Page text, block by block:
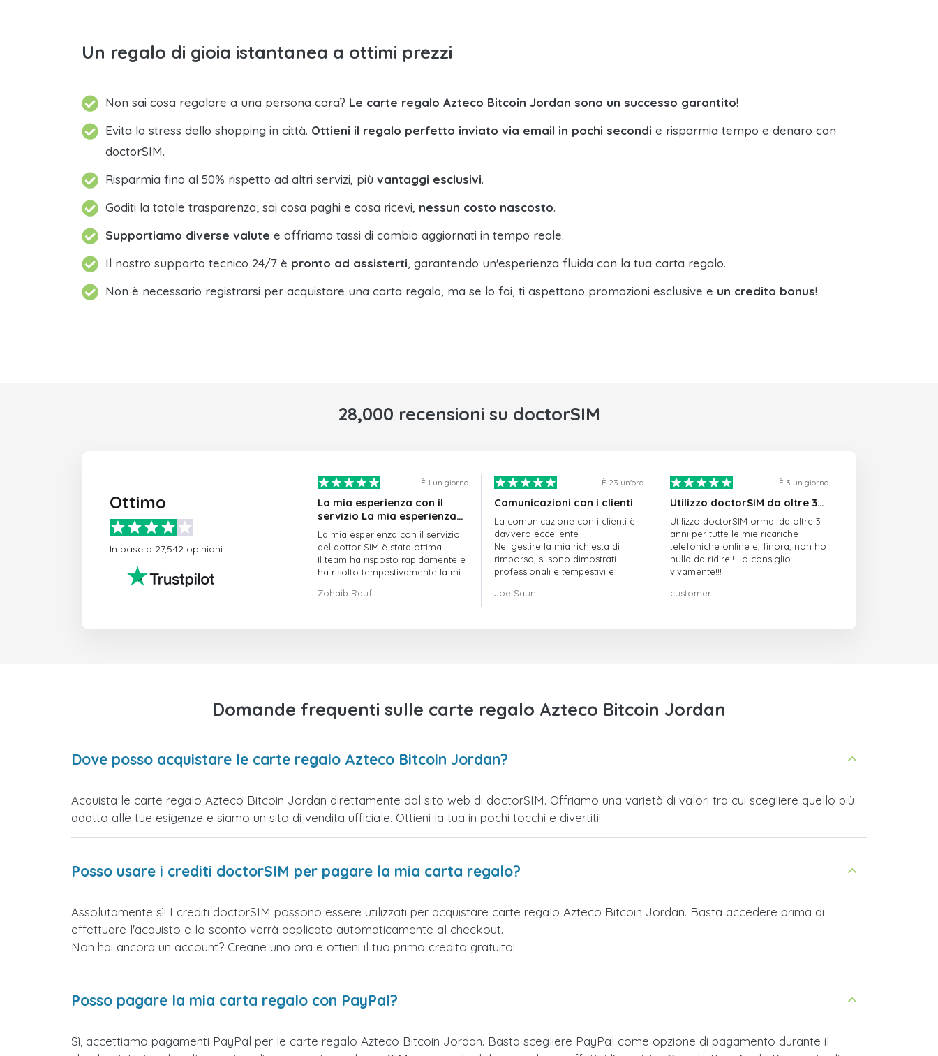
Un regalo di gioia istantanea a ottimi prezzi
Non sai cosa regalare a una persona cara? Le carte regalo Azteco Bitcoin Jordan sono un successo garantito!
Evita lo stress dello shopping in città. Ottieni il regalo perfetto inviato via email in pochi secondi e risparmia tempo e denaro con
doctorSIM.
Risparmia fino al 50% rispetto ad altri servizi, più vantaggi esclusivi.
Goditi la totale trasparenza; sai cosa paghi e cosa ricevi, nessun costo nascosto.
Supportiamo diverse valute e offriamo tassi di cambio aggiornati in tempo reale.
Il nostro supporto tecnico 24/7 è pronto ad assisterti, garantendo un'esperienza fluida con la tua carta regalo.
Non è necessario registrarsi per acquistare una carta regalo, ma se lo fai, ti aspettano promozioni esclusive e un credito bonus!
28,000 recensioni su doctorSIM
Ottimo
In base a 27,542 opinioni
È 1 un giorno
La mia esperienza con il
servizio La mia esperienza
con il servizio offerto da
doctorSIM è stata ottima.
La mia esperienza con il servizio
del dottor SIM è stata ottima...
Il team ha risposto rapidamente e
ha risolto tempestivamente la mia
Nel complesso, sono davvero
Zohaib Rauf
È 23 un'ora
Comunicazioni con i clienti
La comunicazione con i clienti è
davvero eccellente
Nel gestire la mia richiesta di
rimborso, si sono dimostrati
professionali e tempestivi e
Joe Saun
È 3 un giorno
Utilizzo doctorSIM da oltre 3…
Utilizzo doctorSIM ormai da oltre 3
anni per tutte le mie ricariche
telefoniche online e, finora, non ho
nulla da ridire!! Lo consiglio
vivamente!!!
customer
Domande frequenti sulle carte regalo Azteco Bitcoin Jordan
Dove posso acquistare le carte regalo Azteco Bitcoin Jordan?
Acquista le carte regalo Azteco Bitcoin Jordan direttamente dal sito web di doctorSIM. Offriamo una varietà di valori tra cui scegliere quello più
adatto alle tue esigenze e siamo un sito di vendita ufficiale. Ottieni la tua in pochi tocchi e divertiti!
Posso usare i crediti doctorSIM per pagare la mia carta regalo?
Assolutamente sì! I crediti doctorSIM possono essere utilizzati per acquistare carte regalo Azteco Bitcoin Jordan. Basta accedere prima di
effettuare l'acquisto e lo sconto verrà applicato automaticamente al checkout.
Non hai ancora un account? Creane uno ora e ottieni il tuo primo credito gratuito!
Posso pagare la mia carta regalo con PayPal?
Sì, accettiamo pagamenti PayPal per le carte regalo Azteco Bitcoin Jordan. Basta scegliere PayPal come opzione di pagamento durante il